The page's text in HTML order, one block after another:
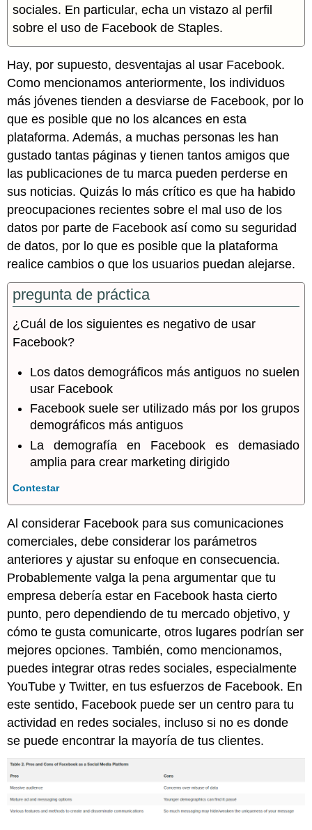
sociales. En particular, echa un vistazo al perfil
sobre el uso de Facebook de Staples.
Hay, por supuesto, desventajas al usar Facebook.
Como mencionamos anteriormente, los individuos
más jóvenes tienden a desviarse de Facebook, por lo
que es posible que no los alcances en esta
plataforma. Además, a muchas personas les han
gustado tantas páginas y tienen tantos amigos que
las publicaciones de tu marca pueden perderse en
sus noticias. Quizás lo más crítico es que ha habido
preocupaciones recientes sobre el mal uso de los
datos por parte de Facebook así como su seguridad
de datos, por lo que es posible que la plataforma
realice cambios o que los usuarios puedan alejarse.
pregunta de práctica
¿Cuál de los siguientes es negativo de usar
Facebook?
Los datos demográficos más antiguos no suelen
usar Facebook
Facebook suele ser utilizado más por los grupos
demográficos más antiguos
La demografía en Facebook es demasiado
amplia para crear marketing dirigido
Contestar
Al considerar Facebook para sus comunicaciones
comerciales, debe considerar los parámetros
anteriores y ajustar su enfoque en consecuencia.
Probablemente valga la pena argumentar que tu
empresa debería estar en Facebook hasta cierto
punto, pero dependiendo de tu mercado objetivo, y
cómo te gusta comunicarte, otros lugares podrían ser
mejores opciones. También, como mencionamos,
puedes integrar otras redes sociales, especialmente
YouTube y Twitter, en tus esfuerzos de Facebook. En
este sentido, Facebook puede ser un centro para tu
actividad en redes sociales, incluso si no es donde
se puede encontrar la mayoría de tus clientes.